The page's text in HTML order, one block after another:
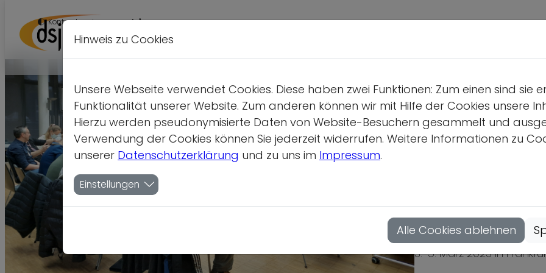
Kontrastversion A A A
Partnertagung
3.-5. März 2023 in
Hinweis zu Cookies
Unsere Webseite verwendet Cookies. Diese haben zwei Funktionen: Zum einen sind
Funktionalität unserer Website. Zum anderen können wir mit Hilfe der Cookies unsere
Hierzu werden pseudonymisierte Daten von Website-Besuchern gesammelt und
Verwendung der Cookies können Sie jederzeit widerrufen. Weitere Informationen zu
unserer Datenschutzerklärung und zu uns im Impressum.
Einstellungen
Alle Cookies ablehnen